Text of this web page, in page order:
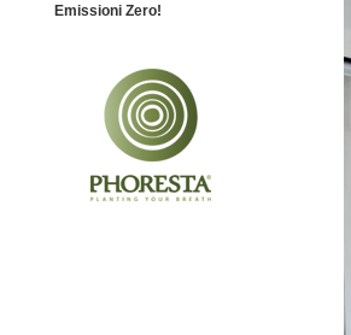
Emissioni Zero!